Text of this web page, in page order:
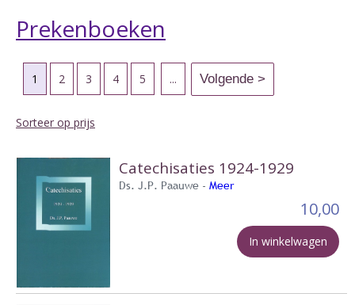
Prekenboeken
1 2 3 4 5 ...
Sorteer op prijs
Catechisaties 1924-1929
Ds. J.P. Paauwe - Meer
10,00
In winkelwagen